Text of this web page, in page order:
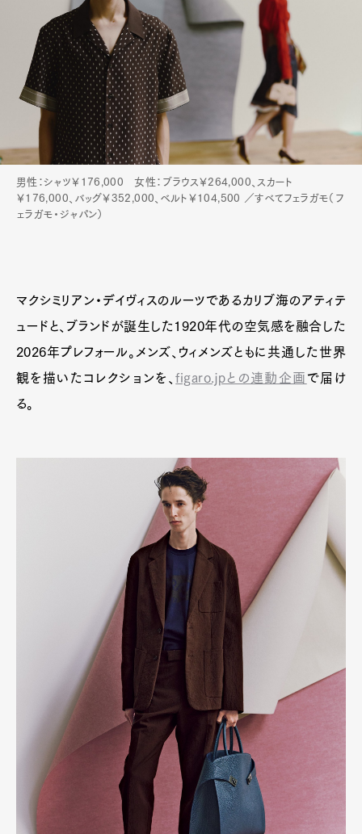
男性：シャツ￥176,000 女性：ブラウス￥264,000、スカート
￥176,000、バッグ￥352,000、ベルト￥104,500 ／すべてフェラガモ（フ
ェラガモ・ジャパン）
マクシミリアン・デイヴィスのルーツであるカリブ海のアティテ
ュードと、ブランドが誕生した1920年代の空気感を融合した
2026年プレフォール。メンズ、ウィメンズともに共通した世界
観を描いたコレクションを、figaro.jpとの連動企画 で届け
る。